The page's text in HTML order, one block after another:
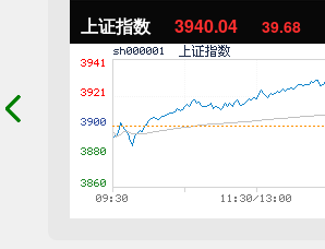
上证指数 3940.04 39.68